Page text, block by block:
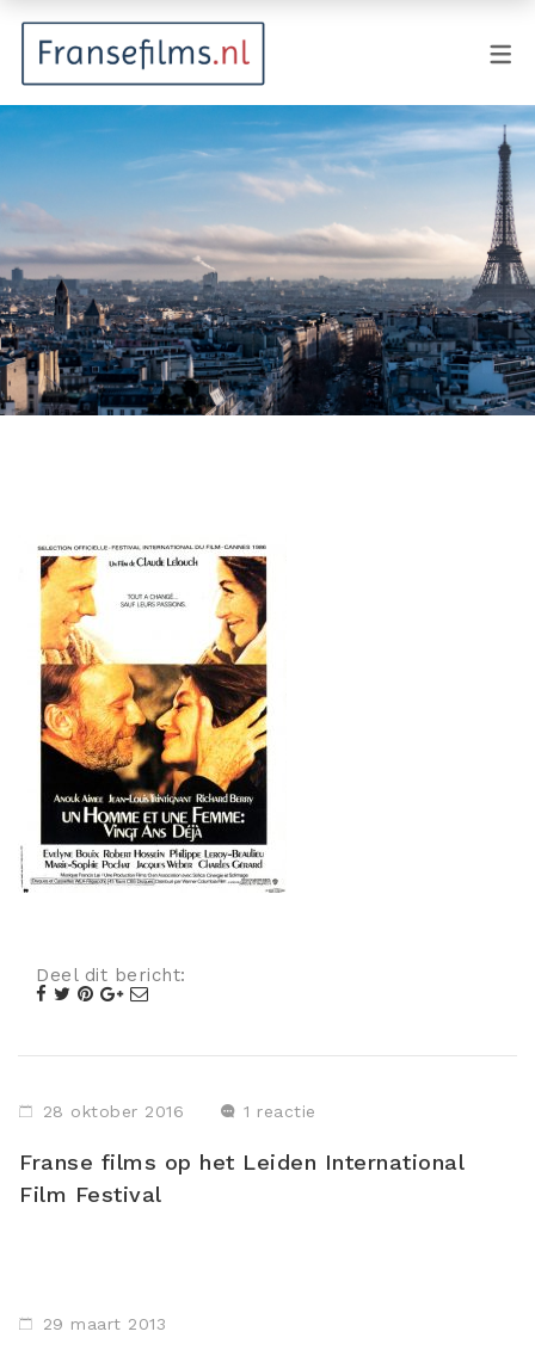
Animatie
Documentaire
Drama
Fantasy
Horror
Musical
Oorlogsfilm
Romantische komedie
Thriller
Deel dit bericht:
28 oktober 2016 1 reactie
Franse films op het Leiden International
Film Festival
29 maart 2013